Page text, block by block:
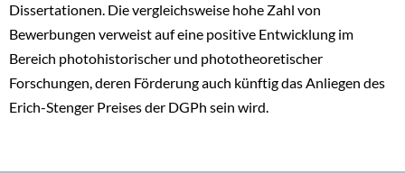
Dissertationen. Die vergleichsweise hohe Zahl von
Bewerbungen verweist auf eine positive Entwicklung im
Bereich photohistorischer und phototheoretischer
Forschungen, deren Förderung auch künftig das Anliegen des
Erich-Stenger Preises der DGPh sein wird.